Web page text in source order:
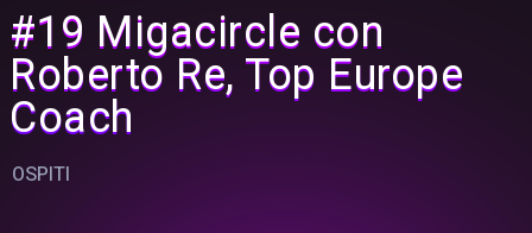
#19 Migacircle con
Roberto Re, Top Europe
Coach
OSPITI